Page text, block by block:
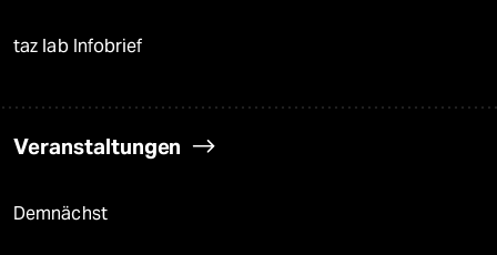
taz lab Infobrief
Veranstaltungen
Demnächst